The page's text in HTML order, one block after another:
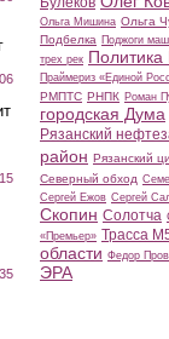
Ольга Мишина Ольга
Подбелка Поджоги
трех рек Политика
Праймериз «Единой
РМПТС РНПК Роман
городская Дума
Рязанский
район Рязанский
Северный обход
Сергей Ежов Сергей
Скопин Солотча
«Премьер» Трасса
области Федор
ЭРА